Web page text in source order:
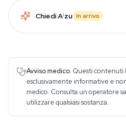
Chiedi Aizu In arrivo
Avviso medico. Questi contenuti
esclusivamente informative e
medico. Consulta un operatore
utilizzare qualsiasi sostanza.